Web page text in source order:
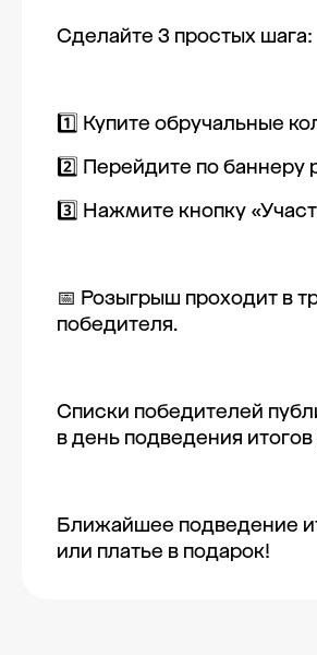
Сделайте 3 простых шага:
1️⃣ Купите обручальные
2️⃣ Перейдите по баннеру
3️⃣ Нажмите кнопку
📅 Розыгрыш проходит в
победителя.
Списки победителей
в день подведения
Ближайшее подведение
или платье в подарок!